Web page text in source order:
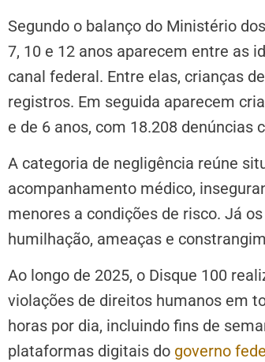
Segundo o balanço do Ministério
7, 10 e 12 anos aparecem entre as
canal federal. Entre elas, crianças
registros. Em seguida aparecem
e de 6 anos, com 18.208 denúncias
A categoria de negligência reúne
acompanhamento médico,
menores a condições de risco. Já
humilhação, ameaças e
Ao longo de 2025, o Disque 100
violações de direitos humanos em
horas por dia, incluindo fins de
plataformas digitais do governo